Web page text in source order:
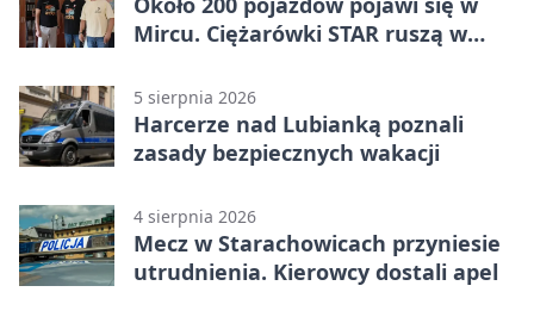
Mircu. Ciężarówki STAR ruszą w
5 sierpnia 2026
Harcerze nad Lubianką poznali
zasady bezpiecznych wakacji
4 sierpnia 2026
Mecz w Starachowicach przyniesie
utrudnienia. Kierowcy dostali apel